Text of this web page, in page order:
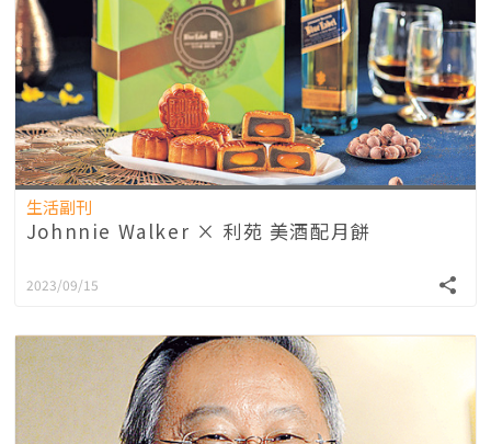
生活副刊
Johnnie Walker × 利苑 美酒配月餅
2023/09/15